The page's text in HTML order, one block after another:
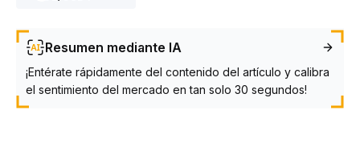
Resumen mediante IA
¡Entérate rápidamente del contenido del artículo y calibra
el sentimiento del mercado en tan solo 30 segundos!